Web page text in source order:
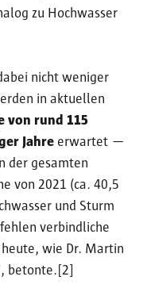
zu Hochwasser
nicht weniger
in aktuellen
von rund 115
Jahre erwartet —
der gesamten
von 2021 (ca. 40,5
und Sturm
verbindliche
wie Dr. Martin
betonte.[2]